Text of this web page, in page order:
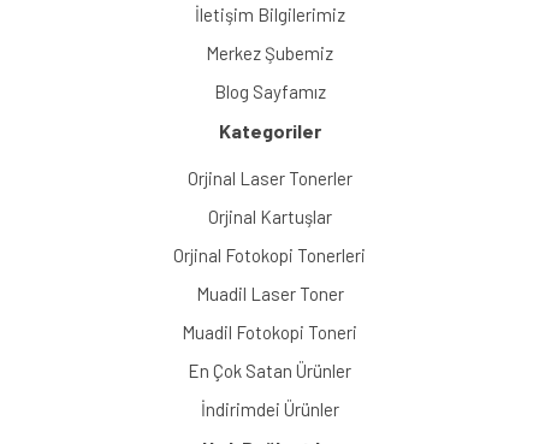
İletişim Bilgilerimiz
Merkez Şubemiz
Blog Sayfamız
Kategoriler
Orjinal Laser Tonerler
Orjinal Kartuşlar
Orjinal Fotokopi Tonerleri
Muadil Laser Toner
Muadil Fotokopi Toneri
En Çok Satan Ürünler
İndirimdei Ürünler